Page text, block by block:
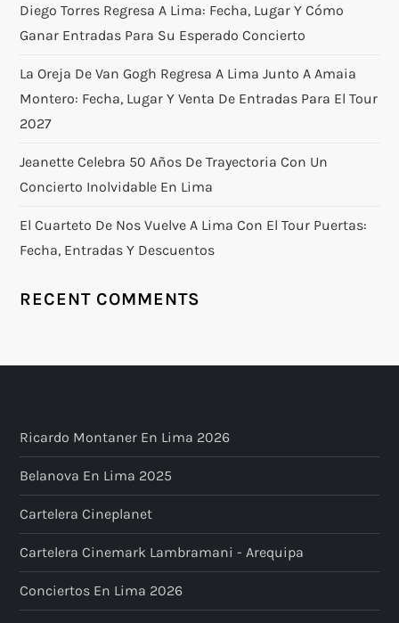
Diego Torres Regresa A Lima: Fecha, Lugar Y Cómo
Ganar Entradas Para Su Esperado Concierto
La Oreja De Van Gogh Regresa A Lima Junto A Amaia
Montero: Fecha, Lugar Y Venta De Entradas Para El Tour
2027
Jeanette Celebra 50 Años De Trayectoria Con Un
Concierto Inolvidable En Lima
El Cuarteto De Nos Vuelve A Lima Con El Tour Puertas:
Fecha, Entradas Y Descuentos
RECENT COMMENTS
Ricardo Montaner En Lima 2026
Belanova En Lima 2025
Cartelera Cineplanet
Cartelera Cinemark Lambramani - Arequipa
Conciertos En Lima 2026